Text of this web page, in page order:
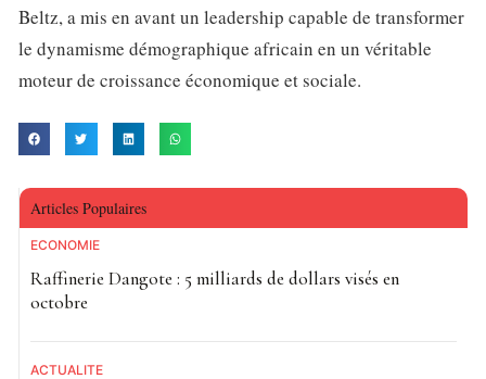
Beltz, a mis en avant un leadership capable de transformer
le dynamisme démographique africain en un véritable
moteur de croissance économique et sociale.
Articles Populaires
ECONOMIE
Raffinerie Dangote : 5 milliards de dollars visés en
octobre
ACTUALITE